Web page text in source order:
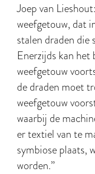
Joep van
weefgetouw, dat
stalen draden die
Enerzijds kan het
weefgetouw
de draden moet
weefgetouw
waarbij de
er textiel van te
symbiose plaats,
worden.”